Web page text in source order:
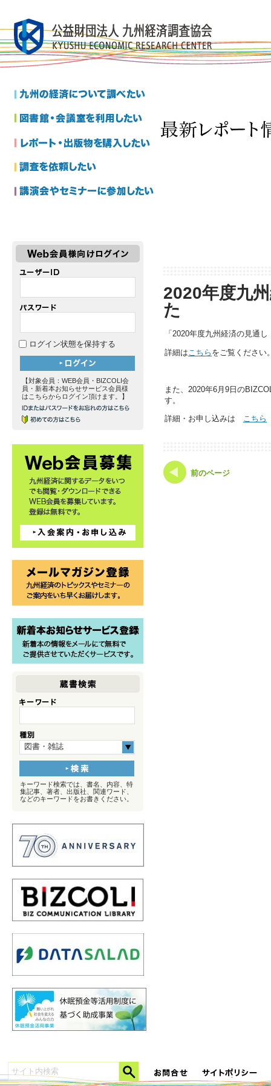
2020年度九
た
「2020年度九州経済の見通
詳細は こちら をご覧ください
また、2020年6月9日の
す。
詳細・お申し込みは こちら
前のページ
ログイン状態を保持する
【対象会員：WEB会員・BIZCOLI会
員・新着本お知らせサービス会員様
はこちらからログイン頂けます。】
図書・雑誌
キーワード検索では、書名、内容、特
集記事、著者、出版社、関連ワード、
などのキーワードをお書きください。